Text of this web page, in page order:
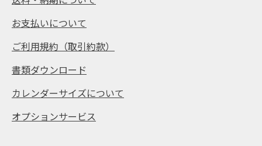
お支払いについて
ご利用規約（取引約款）
書類ダウンロード
カレンダーサイズについて
オプションサービス